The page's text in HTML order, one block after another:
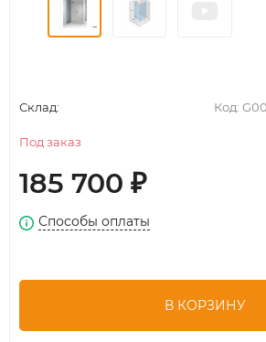
Код:
Склад:
Под заказ
185 700 ₽
Способы оплаты
В КОРЗИНУ